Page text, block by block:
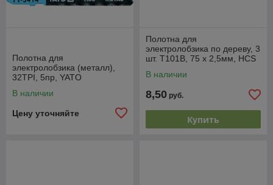
Полотна для
электролобзика (металл),
32TPI, 5пр, YATO
В наличии
Цену уточняйте
Полотна для
электролобзика по дереву, 3
шт. T101B, 75 х 2,5мм, HCS
В наличии
8,50 руб.
Купить